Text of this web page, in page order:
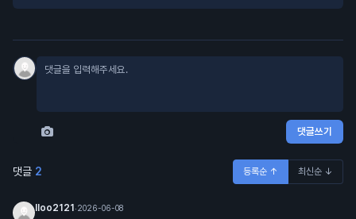
댓글쓰기
댓글 2 등록순 ↑ 최신순 ↓
lloo2121 ·2026-06-08